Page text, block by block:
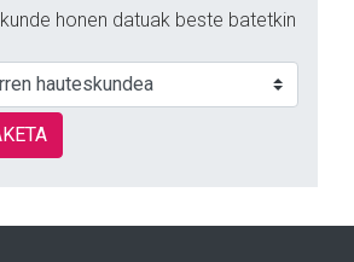
honen datuak beste batetkin